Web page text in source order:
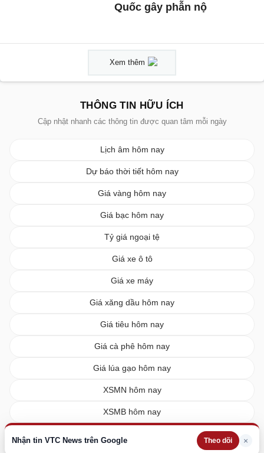
Nhận tin VTC News trên Google Theo dõi ×
Quốc gây phẫn nộ
Xem thêm
THÔNG TIN HỮU ÍCH
Cập nhật nhanh các thông tin được quan tâm mỗi ngày
Lịch âm hôm nay
Dự báo thời tiết hôm nay
Giá vàng hôm nay
Giá bạc hôm nay
Tỷ giá ngoại tệ
Giá xe ô tô
Giá xe máy
Giá xăng dầu hôm nay
Giá tiêu hôm nay
Giá cà phê hôm nay
Giá lúa gạo hôm nay
XSMN hôm nay
XSMB hôm nay